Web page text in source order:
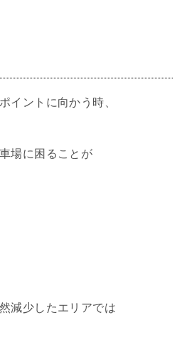
イントに向かう時、
場に困ることが
減少したエリアでは